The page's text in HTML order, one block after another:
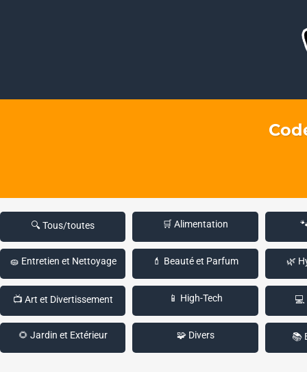
🔍 Tous/toutes 🛒 Alimentation
🧽 Entretien et Nettoyage 💄 Beauté et Parfum 🌿
📺 Art et Divertissement 📱 High-Tech 💻
🌻 Jardin et Extérieur 🧩 Divers 📚